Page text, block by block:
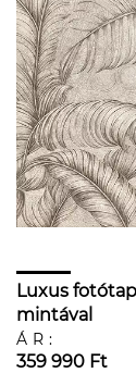
Luxus
mintával
ÁR:
359 990 Ft